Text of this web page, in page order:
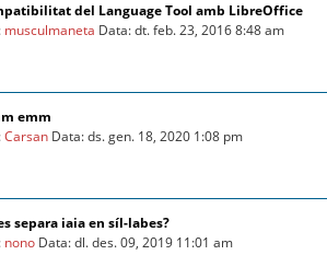
del Language Tool amb LibreOffice
musculmaneta Data: dt. feb. 23, 2016 8:48 am
emm
Carsan Data: ds. gen. 18, 2020 1:08 pm
separa iaia en síl-labes?
nono Data: dl. des. 09, 2019 11:01 am